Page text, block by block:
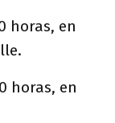
horas, en
horas, en